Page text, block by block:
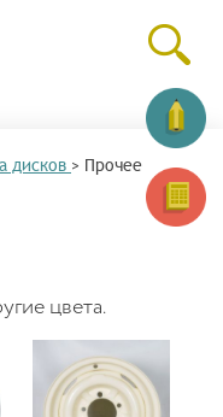
дисков > Прочее
цвета.